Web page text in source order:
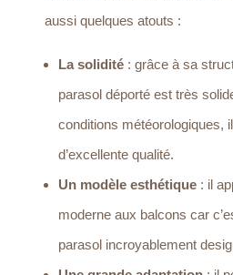
aussi quelques atouts :
La solidité: grâce à sa
parasol déporté est très
conditions météorologiques,
d’excellente qualité.
Un modèle esthétique: il
moderne aux balcons car
parasol incroyablement